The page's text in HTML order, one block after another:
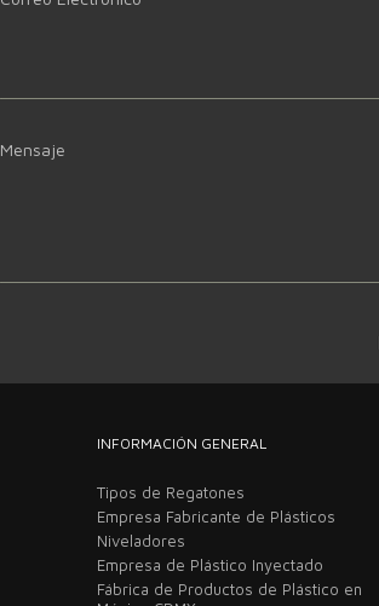
Mensaje
INFORMACIÓN GENERAL
Tipos de Regatones
Empresa Fabricante de Plásticos
Niveladores
Empresa de Plástico Inyectado
Fábrica de Productos de Plástico en